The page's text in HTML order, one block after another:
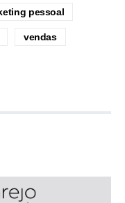
pessoal
vendas